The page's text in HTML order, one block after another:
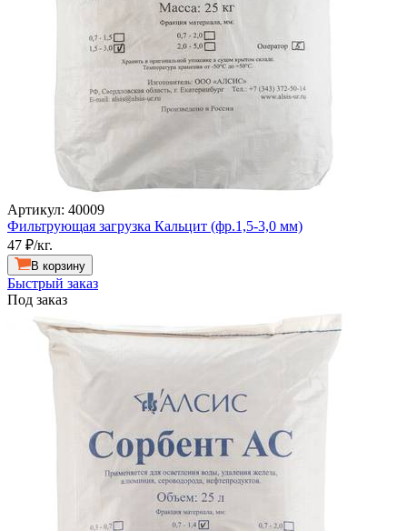
Артикул: 40009
Фильтрующая загрузка Кальцит (фр.1,5-3,0 мм)
47 ₽/кг.
В корзину
Быстрый заказ
Под заказ